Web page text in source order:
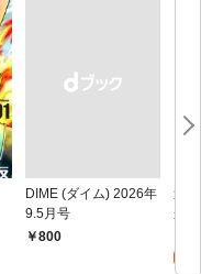
DIME (ダイム) 2026年
9.5月号
￥800
追
か
れ